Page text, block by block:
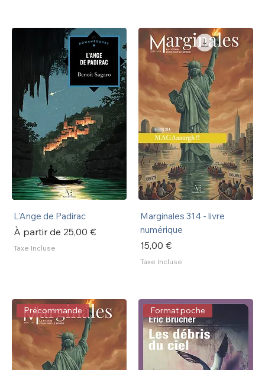
L'Ange de Padirac
À partir de 25,00 €
Prix promotionnel
Taxe Incluse
Marginales 314 - livre
numérique
Prix
15,00 €
Taxe Incluse
Précommande Format poche